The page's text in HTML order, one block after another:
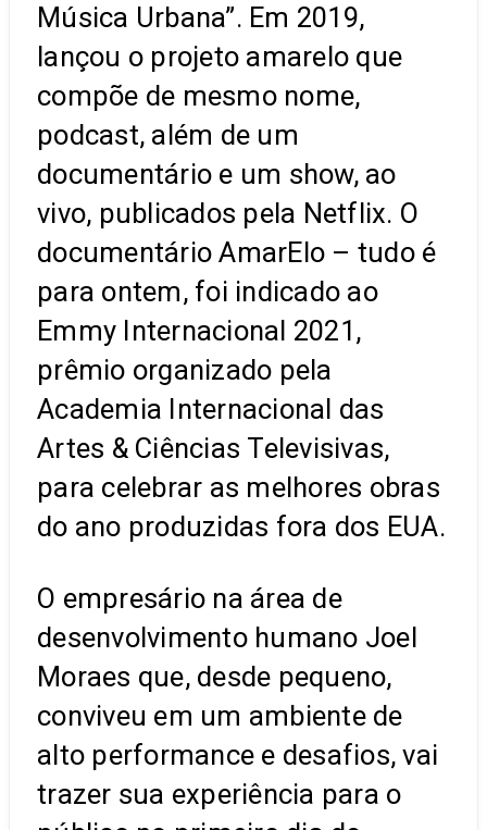
Música Urbana”. Em 2019,
lançou o projeto amarelo que
compõe de mesmo nome,
podcast, além de um
documentário e um show, ao
vivo, publicados pela Netflix. O
documentário AmarElo – tudo é
para ontem, foi indicado ao
Emmy Internacional 2021,
prêmio organizado pela
Academia Internacional das
Artes & Ciências Televisivas,
para celebrar as melhores obras
do ano produzidas fora dos EUA.
O empresário na área de
desenvolvimento humano Joel
Moraes que, desde pequeno,
conviveu em um ambiente de
alto performance e desafios, vai
trazer sua experiência para o